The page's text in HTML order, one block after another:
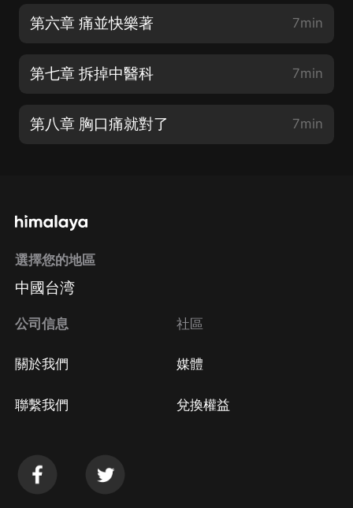
第六章 痛並快樂著 7min
第七章 拆掉中醫科 7min
第八章 胸口痛就對了 7min
選擇您的地區
中國台湾
公司信息
關於我們
聯繫我們
社區
媒體
兌換權益